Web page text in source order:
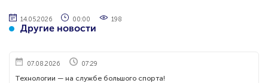
14.05.2026 00:00 198
Другие новости
07.08.2026 07:29
Технологии — на службе большого спорта!